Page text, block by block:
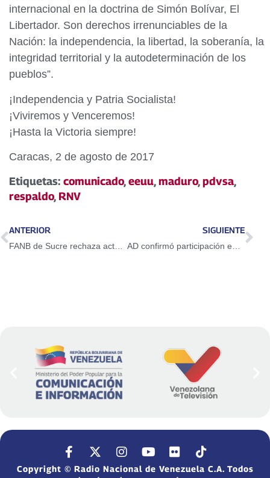
internacional en la doctrina de Simón Bolívar, El
Libertador. Son derechos irrenunciables de la
Nación: la independencia, la libertad, la soberanía, la
integridad territorial y la autodeterminación de los
pueblos”.
¡Independencia y Patria Socialista!
¡Viviremos y Venceremos!
¡Hasta la Victoria siempre!
Caracas, 2 de agosto de 2017
Etiquetas: comunicado,eeuu,maduro,pdvsa,
respaldo, RNV
ANTERIOR
FANB de Sucre rechaza actos injerencista contra el presidente Maduro
SIGUIENTE
AD confirmó participación en elecciones regionales
Copyright © Radio Nacional de Venezuela C.A. Todos